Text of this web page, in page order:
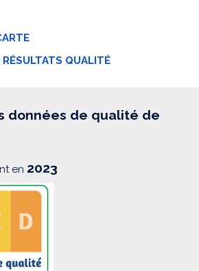
RÉSULTATS QUALITÉ
données de qualité de
en 2023